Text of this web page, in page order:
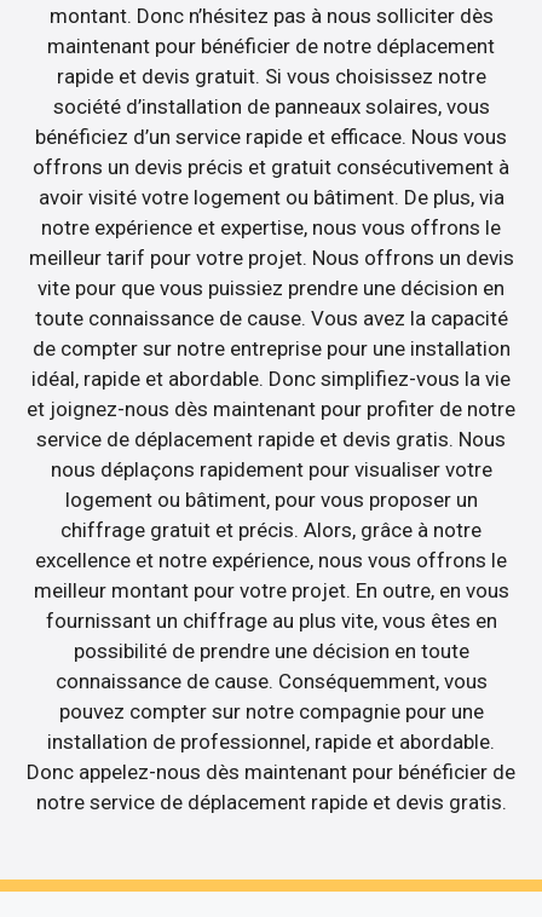
montant. Donc n’hésitez pas à nous solliciter dès
maintenant pour bénéficier de notre déplacement
rapide et devis gratuit. Si vous choisissez notre
société d’installation de panneaux solaires, vous
bénéficiez d’un service rapide et efficace. Nous vous
offrons un devis précis et gratuit consécutivement à
avoir visité votre logement ou bâtiment. De plus, via
notre expérience et expertise, nous vous offrons le
meilleur tarif pour votre projet. Nous offrons un devis
vite pour que vous puissiez prendre une décision en
toute connaissance de cause. Vous avez la capacité
de compter sur notre entreprise pour une installation
idéal, rapide et abordable. Donc simplifiez-vous la vie
et joignez-nous dès maintenant pour profiter de notre
service de déplacement rapide et devis gratis. Nous
nous déplaçons rapidement pour visualiser votre
logement ou bâtiment, pour vous proposer un
chiffrage gratuit et précis. Alors, grâce à notre
excellence et notre expérience, nous vous offrons le
meilleur montant pour votre projet. En outre, en vous
fournissant un chiffrage au plus vite, vous êtes en
possibilité de prendre une décision en toute
connaissance de cause. Conséquemment, vous
pouvez compter sur notre compagnie pour une
installation de professionnel, rapide et abordable.
Donc appelez-nous dès maintenant pour bénéficier de
notre service de déplacement rapide et devis gratis.